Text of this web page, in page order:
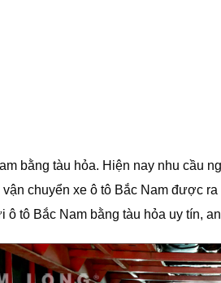
bằng tàu hỏa. Hiện nay nhu cầu
chuyển xe ô tô Bắc Nam được
ô tô Bắc Nam bằng tàu hỏa uy tín,